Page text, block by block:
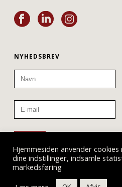
NYHEDSBREV
Hjemmesiden anvender
dine indstillinger, indsamle
markedsføring